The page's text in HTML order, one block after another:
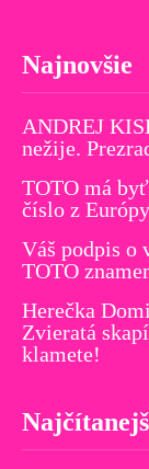
Najnovšie
ANDREJ
nežije.
TOTO má
číslo z
Váš podpis o
TOTO
Herečka
Zvieratá
klamete!